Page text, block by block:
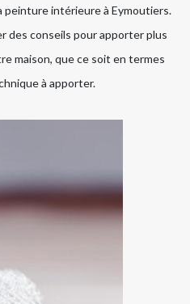
peinture intérieure à Eymoutiers.
des conseils pour apporter plus
maison, que ce soit en termes
à apporter.